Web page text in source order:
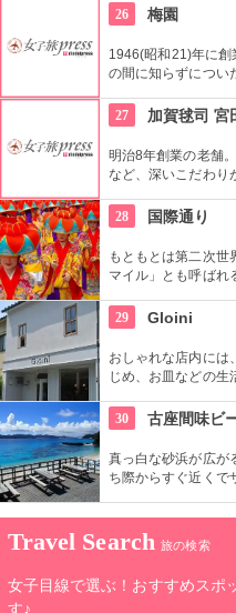
市の偕楽園と並ん
1985年には国の特別
26 梅園
1946(昭和21)年に創
の間に知らずについ
1個ずつ入っていま
ある銘菓「梅守」は
和三盆のみつをぬり
軽い口当たりと食べ
27 加賀毬司 宮
明治8年創業の老舗
など、深いこだわり
や栗なども登場する
28 国際通り
もともとは第二次世
マイル」とも呼ばれ
縄そば、琉球ガラス
で盛りだくさんです
隊」によるイベント
です。
29 Gloini
おしゃれな店内には
じめ、お皿などの生
ィネートにいかが？
30 古座間味ビ
真っ白な砂浜が広が
ち際からすぐ近くで
す。透き通った海の
海中景観の素晴ら
す。
Travel Search 旅の検索
女子目線で選ぶ！おすすめスポ
す♪